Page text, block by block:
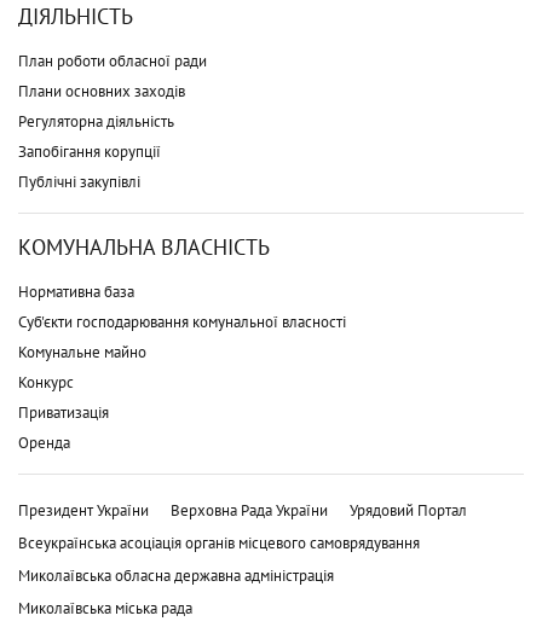
ДІЯЛЬНІСТЬ
План роботи обласної ради
Плани основних заходів
Регуляторна діяльність
Запобігання корупції
Публічні закупівлі
КОМУНАЛЬНА ВЛАСНІСТЬ
Нормативна база
Суб'єкти господарювання комунальної власності
Комунальне майно
Конкурс
Приватизація
Оренда
Президент України Верховна Рада України
Урядовий Портал
Всеукраїнська асоціація органів місцевого самоврядування
Миколаївська обласна державна адміністрація
Миколаївська міська рада